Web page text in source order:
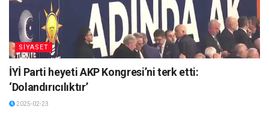
SİYASET
İYİ Parti heyeti AKP Kongresi’ni terk etti:
‘Dolandırıcılıktır’
2025-02-23